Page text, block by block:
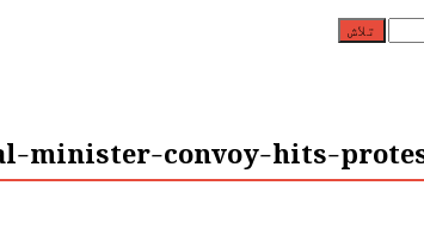
minister-convoy-hits-